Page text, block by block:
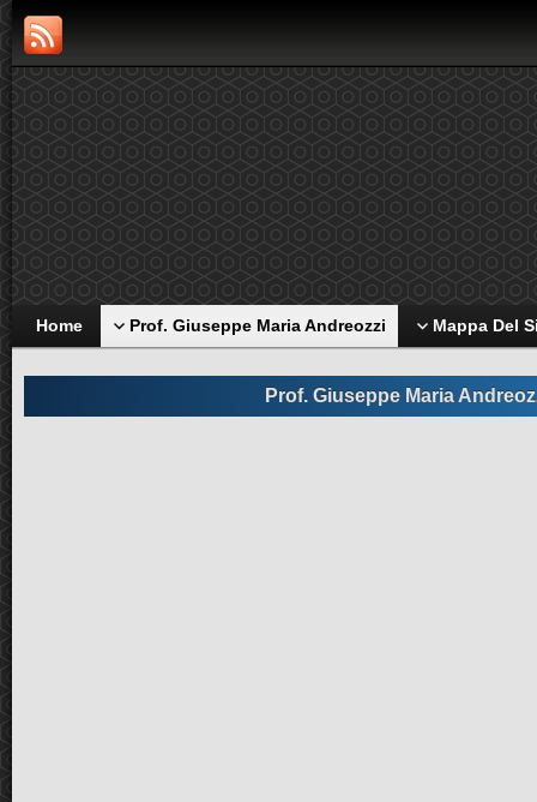
Home Prof. Giuseppe Maria Andreozzi Mappa Del
Prof. Giuseppe Maria